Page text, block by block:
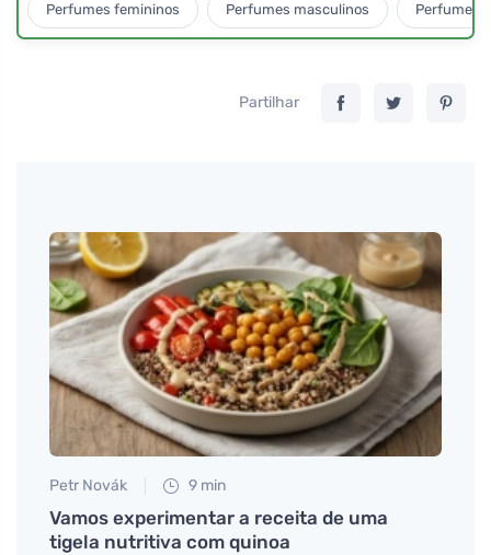
Perfumes femininos Perfumes masculinos Perfumes
Partilhar
Petr Novák 9 min
Vamos experimentar a receita de uma
tigela nutritiva com quinoa